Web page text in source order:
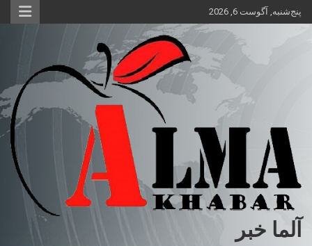
محتوا
پنج‌شنبه, آگوست 6, 2026
آلما خبر